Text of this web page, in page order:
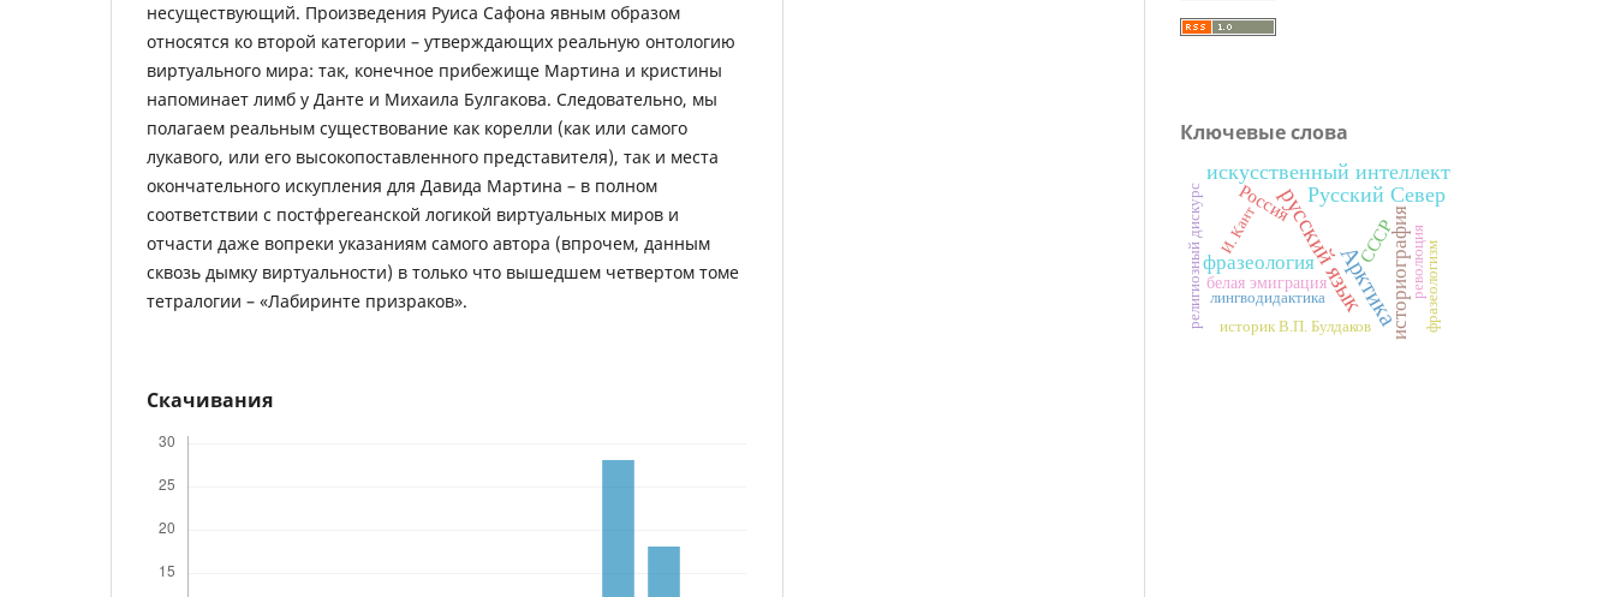
несуществующий. Произведения Руиса Сафона явным образом
относятся ко второй категории – утверждающих реальную онтологию
виртуального мира: так, конечное прибежище Мартина и кристины
напоминает лимб у Данте и Михаила Булгакова. Следовательно, мы
полагаем реальным существование как корелли (как или самого
лукавого, или его высокопоставленного представителя), так и места
окончательного искупления для Давида Мартина – в полном
соответствии с постфрегеанской логикой виртуальных миров и
отчасти даже вопреки указаниям самого автора (впрочем, данным
сквозь дымку виртуальности) в только что вышедшем четвертом томе
тетралогии – «Лабиринте призраков».
Скачивания
Ключевые слова
русский языкАрктика
искусственный интеллект
Русский Север
фразеология историография
Россия
СССР
белая эмиграция революция
религиозный дискурс фразеологизм
лингводидактика
И. Кант
историк В.П. Булдаков